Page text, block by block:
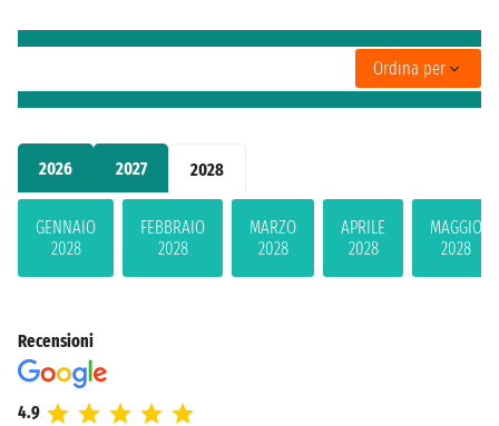
2026 2027 2028
GENNAIO
2028
FEBBRAIO
2028
MARZO
2028
APRILE
2028
MAGGIO
2028
Ordina per
Recensioni
4.9